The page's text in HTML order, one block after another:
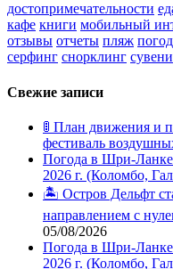
достопримечательности
кафе книги мобильный
отзывы отчеты пляж
серфинг снорклинг
Свежие записи
🚦 План движения и
фестиваль
Погода в Шри-Ланке
2026 г. (Коломбо,
🏝️ Остров Дельфт
направлением с
05/08/2026
Погода в Шри-Ланке
2026 г. (Коломбо,